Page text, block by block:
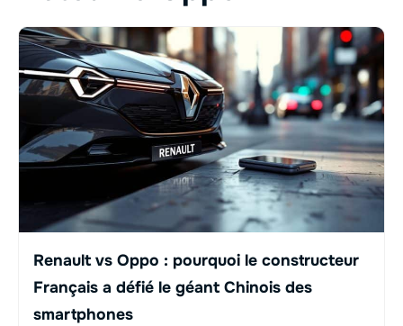
Renault vs Oppo : pourquoi le constructeur
Français a défié le géant Chinois des
smartphones